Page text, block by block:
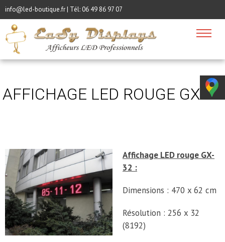
info@led-boutique.fr | Tél: 06 49 86 97 07
AFFICHAGE LED ROUGE GX-32
Affichage LED rouge GX-
32 :
Dimensions : 470 x 62 cm
Résolution : 256 x 32
(8192)